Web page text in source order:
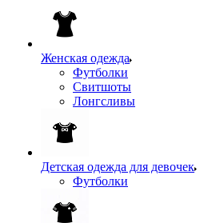
Женская одежда
Футболки
Свитшоты
Лонгсливы
Детская одежда для девочек
Футболки